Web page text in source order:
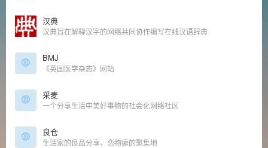
汉典
汉典旨在解释汉字的网络共同协作编写在线汉语辞典
BMJ
《英国医学杂志》网站
采麦
一个分享生活中美好事物的社会化网络社区
良仓
生活家的良品分享，恋物癖的聚集地